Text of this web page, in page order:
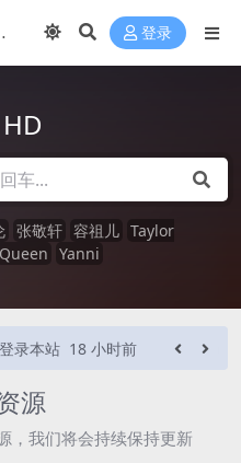
登录
张敬轩 容祖儿 Taylor
Queen Yanni
登录本站 4 天前
源
，我们将会持续保持更新